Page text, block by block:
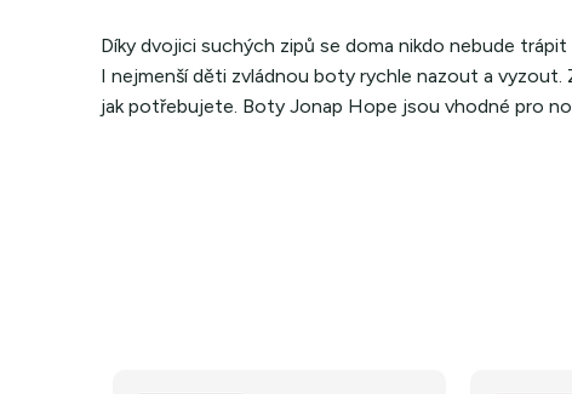
Díky dvojici suchých zipů se doma nikdo nebude
I nejmenší děti zvládnou boty rychle nazout a
jak potřebujete. Boty Jonap Hope jsou vhodné pro